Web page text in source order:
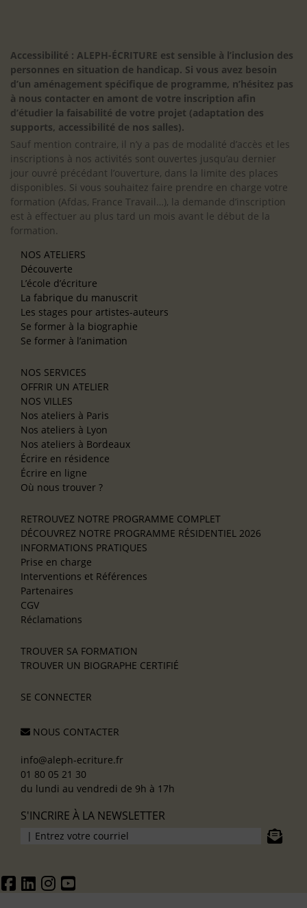
Accessibilité : ALEPH-ÉCRITURE est sensible à l’inclusion des
personnes en situation de handicap. Si vous avez besoin
d’un aménagement spécifique de programme, n’hésitez pas
à nous contacter en amont de votre inscription afin
d’étudier la faisabilité de votre projet (adaptation des
supports, accessibilité de nos salles).
Sauf mention contraire, il n’y a pas de modalité d’accès et les
inscriptions à nos activités sont ouvertes jusqu’au dernier
jour ouvré précédant l’ouverture, dans la limite des places
disponibles. Si vous souhaitez faire prendre en charge votre
formation (Afdas, France Travail…), la demande d’inscription
est à effectuer au plus tard un mois avant le début de la
formation.
NOS ATELIERS
Découverte
L’école d’écriture
La fabrique du manuscrit
Les stages pour artistes-auteurs
Se former à la biographie
Se former à l’animation
NOS SERVICES
OFFRIR UN ATELIER
NOS VILLES
Nos ateliers à Paris
Nos ateliers à Lyon
Nos ateliers à Bordeaux
Écrire en résidence
Écrire en ligne
Où nous trouver ?
RETROUVEZ NOTRE PROGRAMME COMPLET
DÉCOUVREZ NOTRE PROGRAMME RÉSIDENTIEL 2026
INFORMATIONS PRATIQUES
Prise en charge
Interventions et Références
Partenaires
CGV
Réclamations
TROUVER SA FORMATION
TROUVER UN BIOGRAPHE CERTIFIÉ
SE CONNECTER
NOUS CONTACTER
info@aleph-ecriture.fr
01 80 05 21 30
du lundi au vendredi de 9h à 17h
S'INCRIRE À LA NEWSLETTER